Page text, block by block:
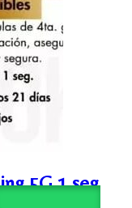
5G 1 seg